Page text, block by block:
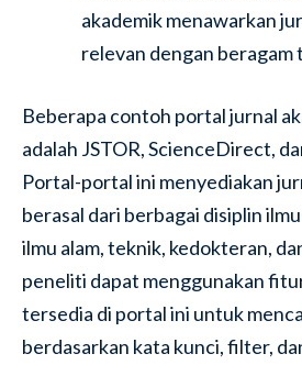
akademik menawarkan
relevan dengan beragam
Beberapa contoh portal jurnal
adalah JSTOR, ScienceDirect,
Portal-portal ini menyediakan
berasal dari berbagai disiplin
ilmu alam, teknik, kedokteran,
peneliti dapat menggunakan
tersedia di portal ini untuk
berdasarkan kata kunci, filter,